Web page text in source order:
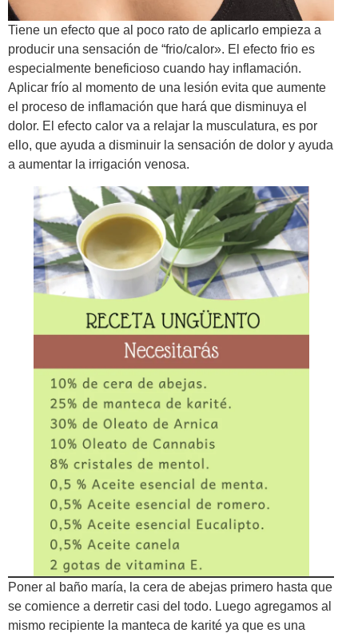
Tiene un efecto que al poco rato de aplicarlo empieza a
producir una sensación de “frio/calor». El efecto frio es
especialmente beneficioso cuando hay inflamación.
Aplicar frío al momento de una lesión evita que aumente
el proceso de inflamación que hará que disminuya el
dolor. El efecto calor va a relajar la musculatura, es por
ello, que ayuda a disminuir la sensación de dolor y ayuda
a aumentar la irrigación venosa.
Poner al baño maría, la cera de abejas primero hasta que
se comience a derretir casi del todo. Luego agregamos al
mismo recipiente la manteca de karité ya que es una